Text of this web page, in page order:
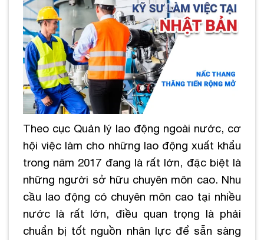
Theo cục Quản lý lao động ngoài nước, cơ
hội việc làm cho những lao động xuất khẩu
trong năm 2017 đang là rất lớn, đặc biệt là
những người sở hữu chuyên môn cao. Nhu
cầu lao động có chuyên môn cao tại nhiều
nước là rất lớn, điều quan trọng là phải
chuẩn bị tốt nguồn nhân lực để sẵn sàng